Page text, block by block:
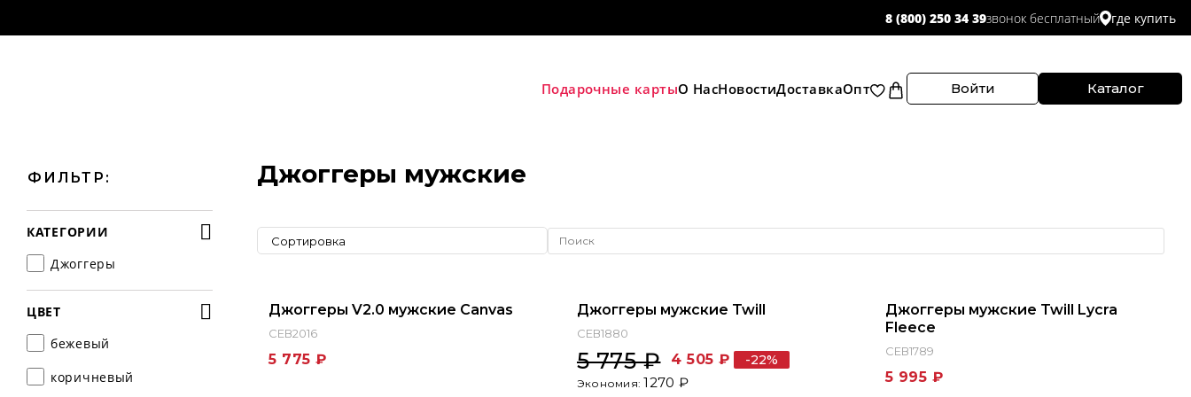
8 (800) 250 34 39звонок бесплатный где купить
Подарочные картыО НасНовостиДоставкаОпт Войти Каталог
ФИЛЬТР:
КАТЕГОРИИ
Джоггеры
ЦВЕТ
бежевый
коричневый
Джоггеры мужские
Сортировка
СЕВ2016
Джоггеры V2.0 мужские Canvas
5 775 ₽
-22%
СЕВ1880
Джоггеры мужские Twill
5 775 ₽ 4 505 ₽ -22%
Экономия: 1270 ₽
СЕВ1789
Джоггеры мужские Twill Lycra
Fleece
5 995 ₽